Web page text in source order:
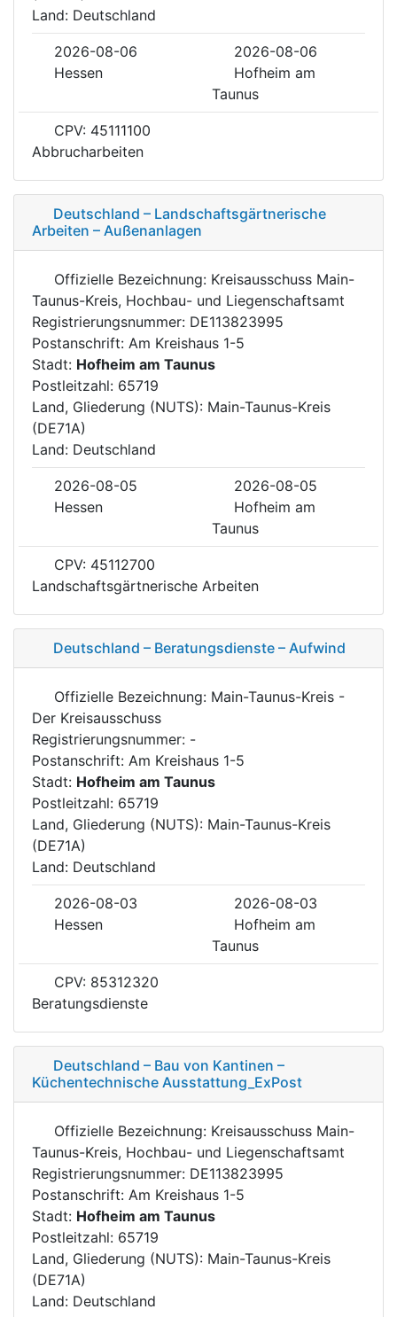
Land: Deutschland
2026-08-06
2026-08-06
Hessen
Hofheim am
Taunus
CPV: 45111100
Abbrucharbeiten
Deutschland – Landschaftsgärtnerische
Arbeiten – Außenanlagen
Offizielle Bezeichnung: Kreisausschuss Main-
Taunus-Kreis, Hochbau- und Liegenschaftsamt
Registrierungsnummer: DE113823995
Postanschrift: Am Kreishaus 1-5
Stadt: Hofheim am Taunus
Postleitzahl: 65719
Land, Gliederung (NUTS): Main-Taunus-Kreis
(DE71A)
Land: Deutschland
2026-08-05
2026-08-05
Hessen
Hofheim am
Taunus
CPV: 45112700
Landschaftsgärtnerische Arbeiten
Deutschland – Beratungsdienste – Aufwind
Offizielle Bezeichnung: Main-Taunus-Kreis -
Der Kreisausschuss
Registrierungsnummer: -
Postanschrift: Am Kreishaus 1-5
Stadt: Hofheim am Taunus
Postleitzahl: 65719
Land, Gliederung (NUTS): Main-Taunus-Kreis
(DE71A)
Land: Deutschland
2026-08-03
2026-08-03
Hessen
Hofheim am
Taunus
CPV: 85312320
Beratungsdienste
Deutschland – Bau von Kantinen –
Küchentechnische Ausstattung_ExPost
Offizielle Bezeichnung: Kreisausschuss Main-
Taunus-Kreis, Hochbau- und Liegenschaftsamt
Registrierungsnummer: DE113823995
Postanschrift: Am Kreishaus 1-5
Stadt: Hofheim am Taunus
Postleitzahl: 65719
Land, Gliederung (NUTS): Main-Taunus-Kreis
(DE71A)
Land: Deutschland